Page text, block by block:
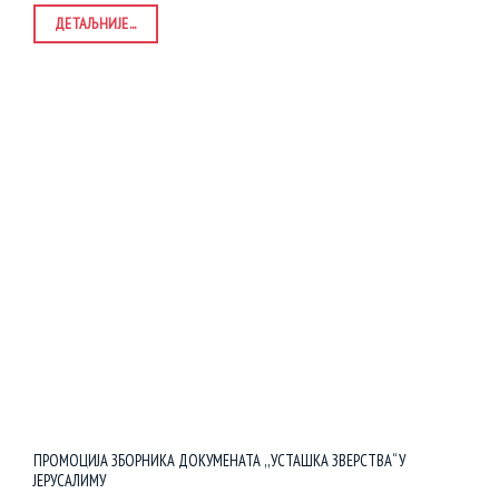
ДЕТАЉНИЈЕ...
ПРОМОЦИЈА ЗБОРНИКА ДОКУМЕНАТА ,,УСТАШКА ЗВЕРСТВА“ У
ЈЕРУСАЛИМУ